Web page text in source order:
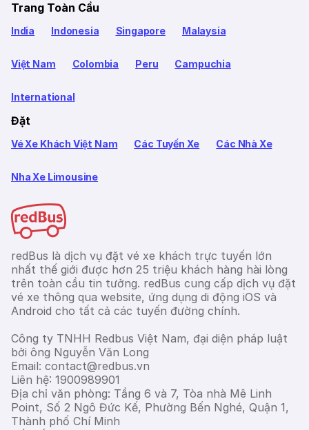
Trang Toàn Cầu
India Indonesia Singapore Malaysia
Việt Nam Colombia Peru Campuchia
International
Đặt
Vé Xe Khách Việt Nam Các Tuyến Xe Các Nhà Xe
Nha Xe Limousine
redBus là dịch vụ đặt vé xe khách trực tuyến lớn
nhất thế giới được hơn 25 triệu khách hàng hài lòng
trên toàn cầu tin tưởng. redBus cung cấp dịch vụ đặt
vé xe thông qua website, ứng dụng di động iOS và
Android cho tất cả các tuyến đường chính.
Công ty TNHH Redbus Việt Nam, đại diện pháp luật
bởi ông Nguyễn Văn Long
Email: contact@redbus.vn
Liên hệ: 1900989901
Địa chỉ văn phòng: Tầng 6 và 7, Tòa nhà Mê Linh
Point, Số 2 Ngô Đức Kế, Phường Bến Nghé, Quận 1,
Thành phố Chí Minh